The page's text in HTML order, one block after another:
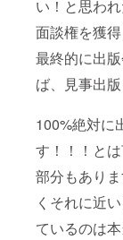
い！と思わ
面談権を獲得
最終的に出
ば、見事出版
100%絶対に
す！！！と
部分もあり
くそれに近
ているのは